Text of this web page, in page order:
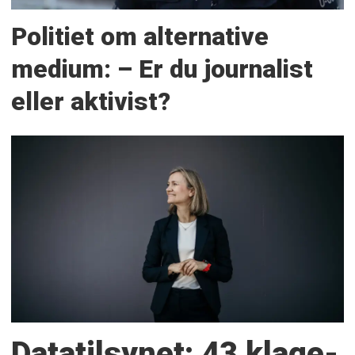
Politiet om alternative
medium: – Er du journalist
eller aktivist?